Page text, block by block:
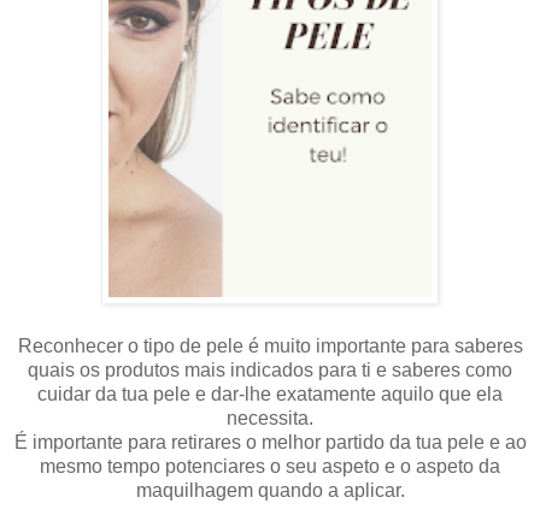
Reconhecer o tipo de pele é muito importante para saberes
quais os produtos mais indicados para ti e saberes como
cuidar da tua pele e dar-lhe exatamente aquilo que ela
necessita.
É importante para retirares o melhor partido da tua pele e ao
mesmo tempo potenciares o seu aspeto e o aspeto da
maquilhagem quando a aplicar.